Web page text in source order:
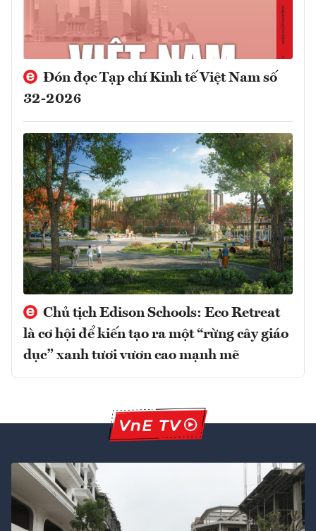
Đón đọc Tạp chí Kinh tế Việt Nam số
32-2026
Chủ tịch Edison Schools: Eco Retreat
là cơ hội để kiến tạo ra một “rừng cây giáo
dục” xanh tươi vươn cao mạnh mẽ